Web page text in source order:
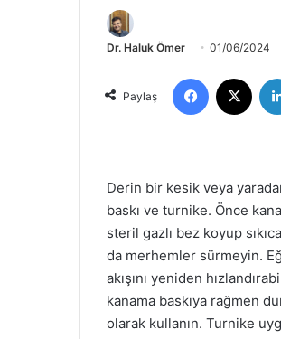
Dr. Haluk Ömer 01/06/2024
Paylaş
Derin bir kesik veya
baskı ve turnike. Önce
steril gazlı bez koyup
da merhemler sürmeyin.
akışını yeniden
kanama baskıya rağmen
olarak kullanın. Turnike